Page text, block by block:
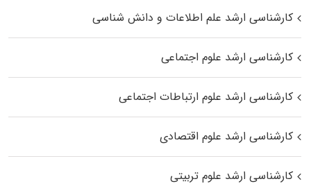
کارشناسی ارشد علم اطلاعات و دانش شناسی
کارشناسی ارشد علوم اجتماعی
کارشناسی ارشد علوم ارتباطات اجتماعی
کارشناسی ارشد علوم اقتصادی
کارشناسی ارشد علوم تربیتی